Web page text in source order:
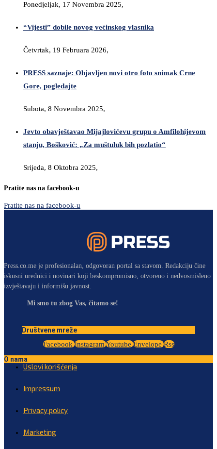
Ponedjeljak, 17 Novembra 2025,
“Vijesti” dobile novog većinskog vlasnika
Četvrtak, 19 Februara 2026,
PRESS saznaje: Objavljen novi otro foto snimak Crne
Gore, pogledajte
Subota, 8 Novembra 2025,
Jevto obavještavao Mijajlovićevu grupu o Amfilohijevom
stanju, Bošković: „Za muštuluk bih pozlatio“
Srijeda, 8 Oktobra 2025,
Pratite nas na facebook-u
Pratite nas na facebook-u
Press.co.me je profesionalan, odgovoran portal sa stavom. Redakciju čine
iskusni urednici i novinari koji beskompromisno, otvoreno i nedvosmisleno
izvještavaju i informišu javnost.
Mi smo tu zbog Vas, čitamo se!
Društvene mreže
Facebook Instagram Youtube Envelope Rss
O nama
Uslovi korišćenja
Impressum
Privacy policy
Marketing